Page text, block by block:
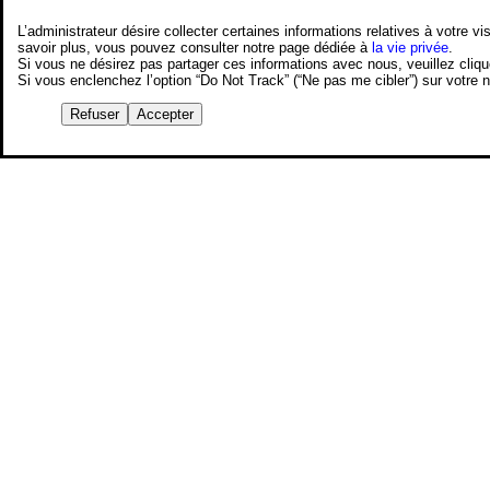
L’administrateur désire collecter certaines informations relatives à votre
savoir plus, vous pouvez consulter notre page dédiée àla vie privée
Si vous ne désirez pas partager ces informations avec nous, veuillez
Si vous enclenchez l’option “Do Not Track” (“Ne pas me cibler”) sur
Refuser Accepter